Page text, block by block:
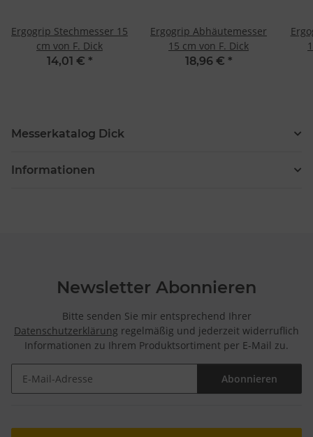
Ergogrip Stechmesser 15
cm von F. Dick
14,01 € *
Ergogrip Abhäutemesser
15 cm von F. Dick
18,96 € *
Messerkatalog Dick
Informationen
Newsletter Abonnieren
Bitte senden Sie mir entsprechend Ihrer
Datenschutzerklärung regelmäßig und jederzeit widerruflich
Informationen zu Ihrem Produktsortiment per E-Mail zu.
Abonnieren